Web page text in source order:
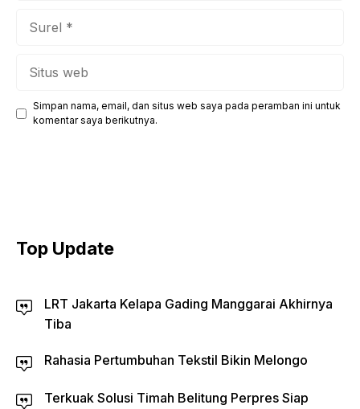
Simpan nama, email, dan situs web saya pada peramban ini untuk
komentar saya berikutnya.
Top Update
LRT Jakarta Kelapa Gading Manggarai Akhirnya
Tiba
Rahasia Pertumbuhan Tekstil Bikin Melongo
Terkuak Solusi Timah Belitung Perpres Siap